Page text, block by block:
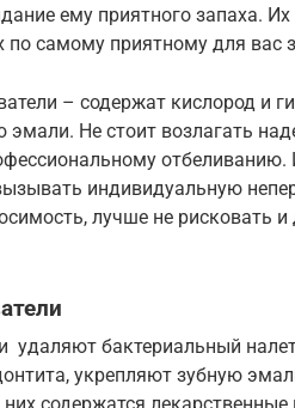
ему приятного запаха.
самому приятному для вас
– содержат кислород и
эмали. Не стоит возлагать
отбеливанию.
индивидуальную
лучше не рисковать
удаляют бактериальный
укрепляют зубную
содержатся